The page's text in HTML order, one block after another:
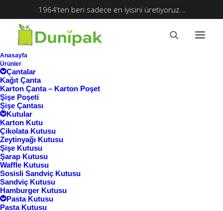
1964'ten beri sadece en iyisini üretiyoruz...
Anasayfa
Ürünler
Çantalar
Kağıt Çanta
Karton Çanta – Karton Poşet
Şişe Poşeti
Şişe Çantası
Kutular
Karton Kutu
Çikolata Kutusu
Zeytinyağı Kutusu
Şişe Kutusu
Şarap Kutusu
Waffle Kutusu
Sosisli Sandviç Kutusu
Sandviç Kutusu
Hamburger Kutusu
Pasta Kutusu
Pasta Kutusu
Ana Sayfa
Ürünler “istanbul karton kutu” olarak
etiketlendi